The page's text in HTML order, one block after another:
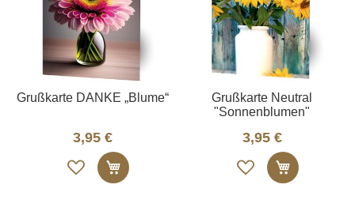
Grußkarte DANKE „Blume“
3,95 €
Auf
die
In den Warenkorb
Grußkarte Neutral
"Sonnenblumen"
3,95 €
Auf
die
In den